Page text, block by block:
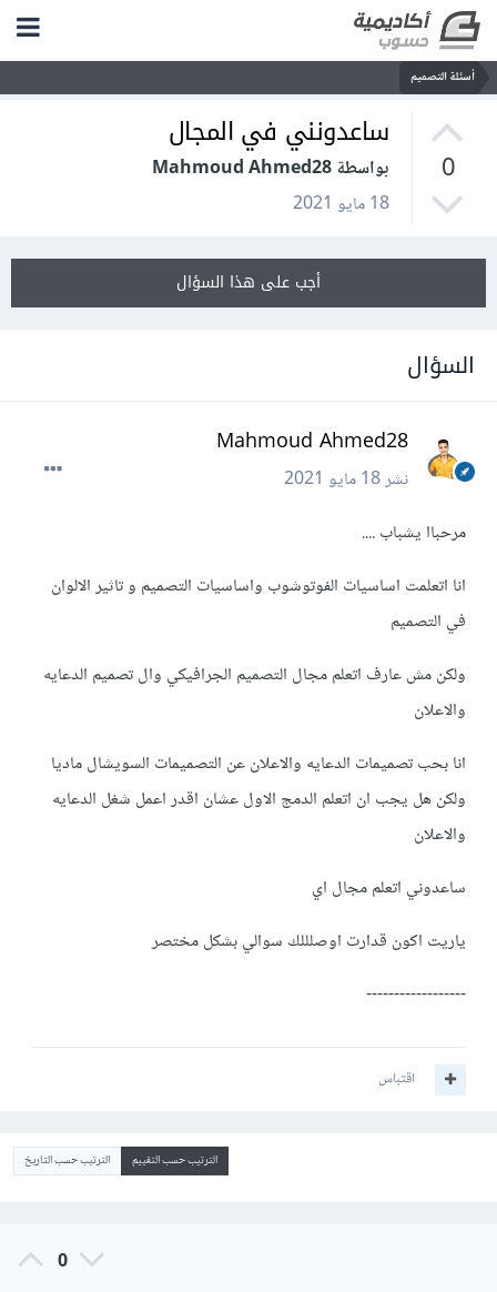
أسئلة التصميم
0
ساعدونني في المجال
بواسطة Mahmoud Ahmed28
18 مايو 2021
أجب على هذا السؤال
السؤال
Mahmoud Ahmed28
نشر18 مايو 2021
مرحباا يشباب ....
انا اتعلمت اساسيات الفوتوشوب واساسيات التصميم و تاثير الالوان
في التصميم
ولكن مش عارف اتعلم مجال التصميم الجرافيكي وال تصميم الدعايه
والاعلان
انا بحب تصميمات الدعايه والاعلان عن التصميمات السويشال ماديا
ولكن هل يجب ان اتعلم الدمج الاول عشان اقدر اعمل شغل الدعايه
والاعلان
ساعدوني اتعلم مجال اي
ياريت اكون قدارت اوصلللك سوالي بشكل مختصر
------------------
اقتباس
الترتيب حسب التقييم الترتيب حسب التاريخ
0